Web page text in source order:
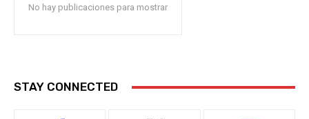
No hay publicaciones para mostrar
STAY CONNECTED